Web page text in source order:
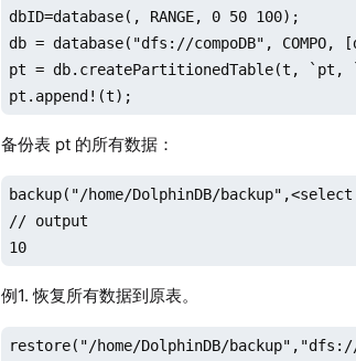
dbID=database(, RANGE, 0 50 100);
db = database("dfs://compoDB", COMPO,
pt = db.createPartitionedTable(t, `pt,
pt.append!(t);
备份表 pt 的所有数据：
backup("/home/DolphinDB/
// output
10
例1. 恢复所有数据到原表。
restore("/home/DolphinDB/